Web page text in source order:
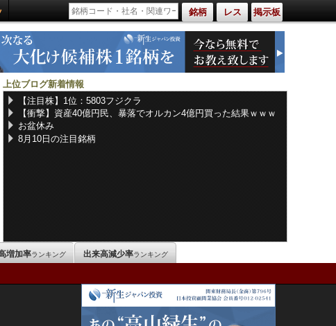
銘柄 レス 掲示板
上位ブログ新着情報
【注目株】1位：5803フジクラ
【衝撃】資産40億円民、暴落でオルカン4億円買った結果ｗｗｗ
ｗｗ
お盆休み
8月10日の注目銘柄
増加率ランキング 出来高減少率ランキング